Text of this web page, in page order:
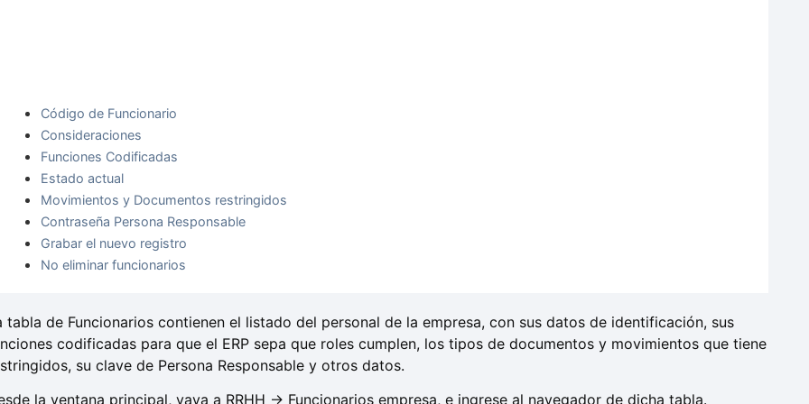
Código de Funcionario
Consideraciones
Funciones Codificadas
Estado actual
Movimientos y Documentos restringidos
Contraseña Persona Responsable
Grabar el nuevo registro
No eliminar funcionarios
tabla de Funcionarios contienen el listado del personal de la empresa, con sus datos de identificación, sus
codificadas para que el ERP sepa que roles cumplen, los tipos de documentos y movimientos que tiene
su clave de Persona Responsable y otros datos.
la ventana principal, vaya a RRHH -> Funcionarios empresa, e ingrese al navegador de dicha tabla.